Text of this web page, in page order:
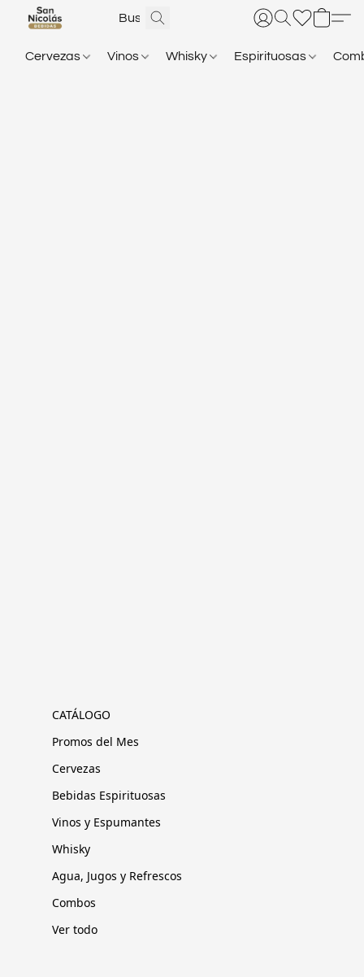
Cervezas Vinos Whisky Espirituosas
CATÁLOGO
Promos del Mes
Cervezas
Bebidas Espirituosas
Vinos y Espumantes
Whisky
Agua, Jugos y Refrescos
Combos
Ver todo